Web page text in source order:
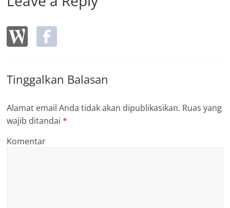
Tinggalkan Balasan
Alamat email Anda tidak akan dipublikasikan. Ruas yang
wajib ditandai*
Komentar